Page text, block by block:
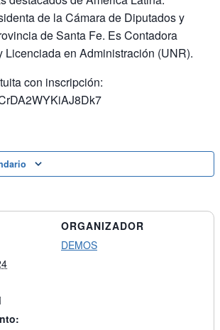
de la Cámara de Diputados y
de Santa Fe. Es Contadora
Licenciada en Administración (UNR).
con inscripción:
ORGANIZADOR
DEMOS